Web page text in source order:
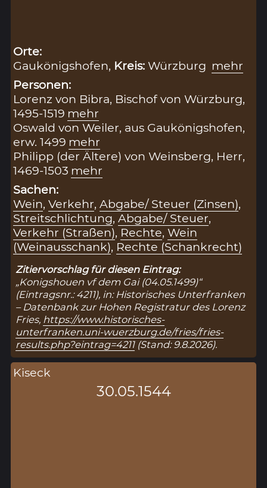
Orte:
Gaukönigshofen, Kreis:Würzburg mehr
Personen:
Lorenz von Bibra, Bischof von Würzburg,
1495-1519 mehr
Oswald von Weiler, aus Gaukönigshofen,
erw. 1499 mehr
Philipp (der Ältere) von Weinsberg, Herr,
1469-1503 mehr
Sachen:
Wein,Verkehr,Abgabe/ Steuer (Zinsen),
Streitschlichtung,Abgabe/ Steuer,
Verkehr (Straßen), Rechte,Wein
(Weinausschank), Rechte (Schankrecht)
Zitiervorschlag für diesen Eintrag:
„Konigshouen vf dem Gai (04.05.1499)“
(Eintragsnr.: 4211), in: Historisches Unterfranken
– Datenbank zur Hohen Registratur des Lorenz
Fries, https://www.historisches-
unterfranken.uni-wuerzburg.de/fries/fries-
results.php?eintrag=4211(Stand: 9.8.2026).
Kiseck
30.05.1544